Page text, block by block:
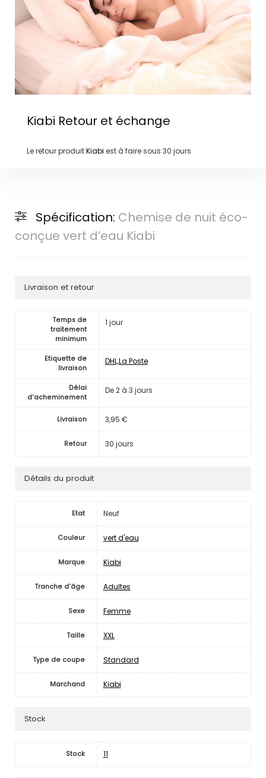
Kiabi Retour et échange
Le retour produitKiabi est à faire sous 30 jours
Spécification: Chemise de nuit éco-
conçue vert d’eau Kiabi
Livraison et retour
Temps de
traitement
minimum
1 jour
Etiquette de
livraison
DHL,La Poste
Délai
d'acheminement
De 2 à 3 jours
Livraison 3,95 €
Retour 30 jours
Détails du produit
Etat Neuf
Couleur vert d'eau
Marque Kiabi
Tranche d'âge Adultes
Sexe Femme
Taille XXL
Type de coupe Standard
Marchand Kiabi
Stock
Stock 11